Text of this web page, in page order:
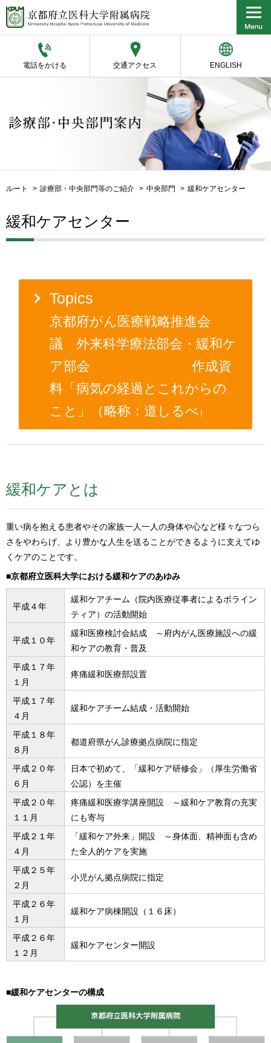
電話をかける 交通アクセス ENGLISH
ルート 診療部・中央部門等のご紹介 中央部門 緩和ケアセンター
緩和ケアセンター
京都府がん医療戦略推進会
議 外来科学療法部会・緩和ケ
ア部会 作成資
料「病気の経過とこれからの
こと」（略称：道しるべ）
緩和ケアとは
重い病を抱える患者やその家族一人一人の身体や心など様々なつら
さをやわらげ、より豊かな人生を送ることができるように支えてゆ
くケアのことです。
■京都府立医科大学における緩和ケアのあゆみ
平成４年
緩和ケアチーム（院内医療従事者によるボライン
ティア）の活動開始
平成１０年
緩和医療検討会結成 ～府内がん医療施設への緩
和ケアの教育・普及
平成１７年
１月
疼痛緩和医療部設置
平成１７年
４月
緩和ケアチーム結成・活動開始
平成１８年
８月
都道府県がん診療拠点病院に指定
平成２０年
６月
日本で初めて、「緩和ケア研修会」（厚生労働省
公認）を主催
平成２０年
１１月
疼痛緩和医療学講座開設 ～緩和ケア教育の充実
にも寄与
平成２１年
４月
「緩和ケア外来」開設 ～身体面、精神面も含め
た全人的ケアを実施
平成２５年
２月
小児がん拠点病院に指定
平成２６年
１月
緩和ケア病棟開設（１６床）
平成２６年
１２月
緩和ケアセンター開設
■緩和ケアセンターの構成